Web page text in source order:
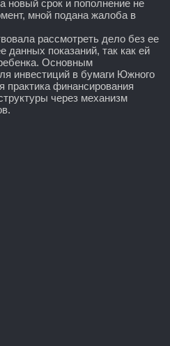
новый срок и пополнение не
мной подана жалоба в
рассмотреть дело без ее
данных показаний, так как ей
Основным
инвестиций в бумаги Южного
практика финансирования
через механизм